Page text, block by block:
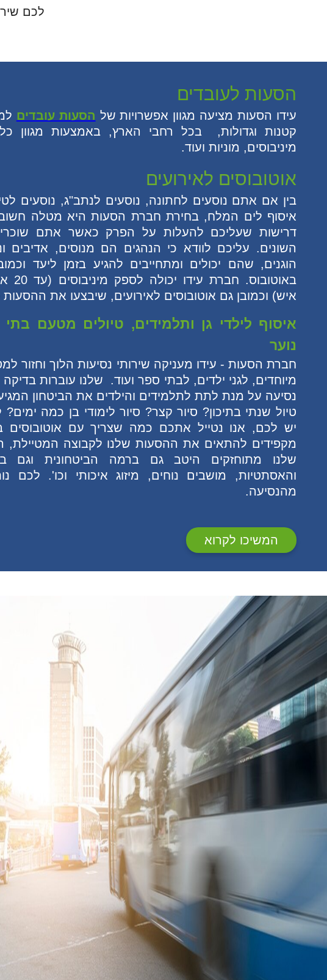
לכם
הסעות לעובדים
עידו הסעות מציעה מגוון אפשרויות של הסעות עובדים
קטנות וגדולות, בכל רחבי הארץ, באמצעות מגוון
מיניבוסים, מוניות ועוד.
אוטובוסים לאירועים
בין אם אתם נוסעים לחתונה, נוסעים לנתב"ג, נוסעים
איסוף לים המלח, בחירת חברת הסעות היא מטלה
דרישות שעליכם להעלות על הפרק כאשר אתם שוכרים
השונים. עליכם לוודא כי הנהגים הם מנוסים, אדיבים
הוגנים, שהם יכולים ומתחייבים להגיע בזמן ליעד
איש) וכמובן גם אוטובוסים לאירועים, שיבצעו את ההסעות
איסוף לילדי גן ותלמידים, טיולים מטעם בתי
נוער
חברת הסעות - עידו מעניקה שירותי נסיעות הלוך וחזור
מיוחדים, לגני ילדים, לבתי ספר ועוד. שלנו עוברות
נסיעה על מנת לתת לתלמידים והילדים את הביטחון
טיול שנתי בתיכון? סיור קצר? סיור לימודי בן כמה
יש לכם, אנו נטייל אתכם כמה שצריך עם אוטובוסים
מקפידים להתאים את ההסעות שלנו לקבוצה המטיילת,
שלנו מתוחזקים היטב גם ברמה הביטחונית וגם
והאסתטיות, מושבים נוחים, מיזוג איכותי וכו'. לכם
מהנסיעה.
המשיכו לקרוא